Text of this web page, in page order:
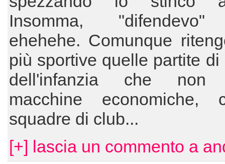
Insomma,
ehehehe. Comunque
più sportive quelle partite di
dell'infanzia che non
macchine economiche,
squadre di club...
[+] lascia un commento a